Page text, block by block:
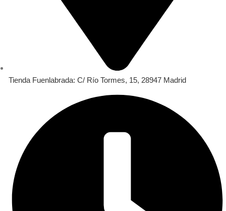
Tienda Fuenlabrada: C/ Río Tormes, 15, 28947 Madrid